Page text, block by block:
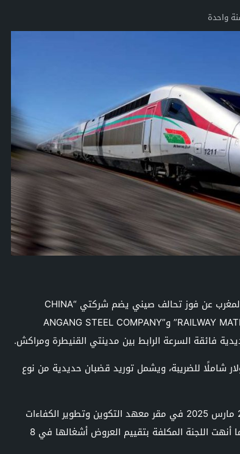
واحدة
أعلن المكتب الوطني للسكك الحديدية في المغرب عن فوز تحالف صيني يضم شركتي “CHINA
RAILWAY MATERIAL GROUP HONG KONG MACAU CO” و”ANGANG STEEL COMPANY
العرض الفائز 51.6 مليون دولار شاملًا للضريبة، ويشمل توريد قضبان حديدية من نوع
تم فتح المظاريف الخاصة بالمناقصة يوم 20 مارس 2025 في مقر معهد التكوين وتطوير الكفاءات
التابع للمكتب الوطني للسكك الحديدية، فيما أنهت اللجنة المكلفة بتقييم العروض أشغالها في 8